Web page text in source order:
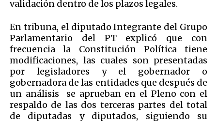
validación dentro de los plazos legales.
En tribuna, el diputado Integrante del Grupo
Parlamentario del PT explicó que con
frecuencia la Constitución Política tiene
modificaciones, las cuales son presentadas
por legisladores y el gobernador o
gobernadora de las entidades que después de
un análisis se aprueban en el Pleno con el
respaldo de las dos terceras partes del total
de diputadas y diputados, siguiendo su